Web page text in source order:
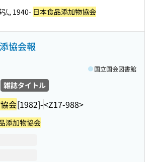
弘, 1940- 日本食品添加物協会
協会報
雑誌タイトル
会[1982]-<Z17-988>
国立国会図書館
添加物協会